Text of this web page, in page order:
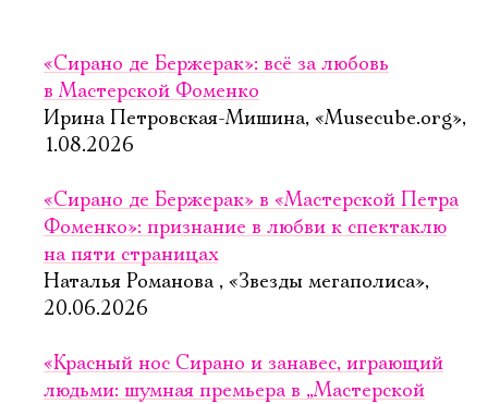
«Сирано де Бержерак»: всё за любовь
в Мастерской Фоменко
Ирина Петровская-Мишина, «Musecube.org»,
1.08.2026
«Сирано де Бержерак» в «Мастерской Петра
Фоменко»: признание в любви к спектаклю
на пяти страницах
Наталья Романова , «Звезды мегаполиса»,
20.06.2026
«Красный нос Сирано и занавес, играющий
людьми: шумная премьера в „Мастерской